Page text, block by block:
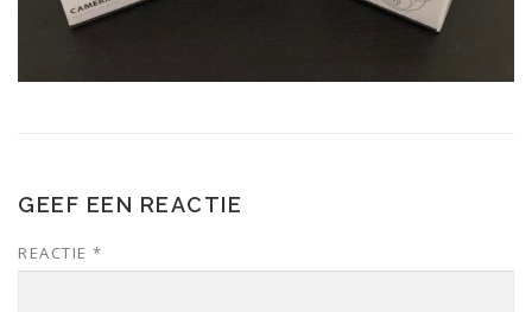
GEEF EEN REACTIE
REACTIE *